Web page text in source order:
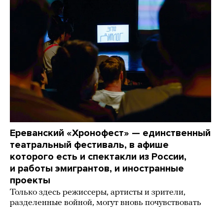
Ереванский «Хронофест» — единственный
театральный фестиваль, в афише
которого есть и спектакли из России,
и работы эмигрантов, и иностранные
проекты
Только здесь режиссеры, артисты и зрители,
разделенные войной, могут вновь почувствовать